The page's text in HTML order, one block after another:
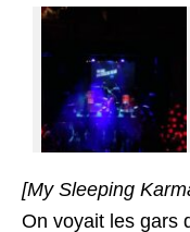
[My Sleeping
On voyait les gars